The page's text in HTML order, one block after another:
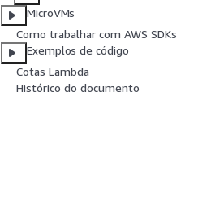
MicroVMs
Como trabalhar com AWS SDKs
Exemplos de código
Cotas Lambda
Histórico do documento